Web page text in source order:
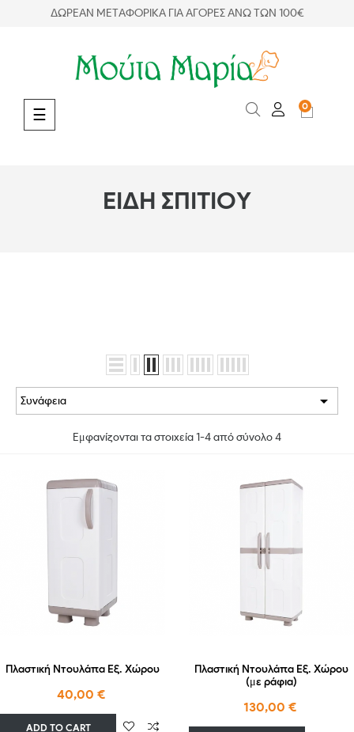
ΔΩΡΕΑΝ ΜΕΤΑΦΟΡΙΚΑ ΓΙΑ ΑΓΟΡΕΣ ΑΝΩ ΤΩΝ 100€
0
Toggle navigation
☰
ΕΙΔΗ ΣΠΙΤΙΟΥ
Συνάφεια 
Εμφανίζονται τα στοιχεία 1-4 από σύνολο 4
Πλαστική Ντουλάπα Εξ. Χώρου
40,00 €
ADD TO CART
Πλαστική Ντουλάπα Εξ. Χώρου
(με ράφια)
130,00 €